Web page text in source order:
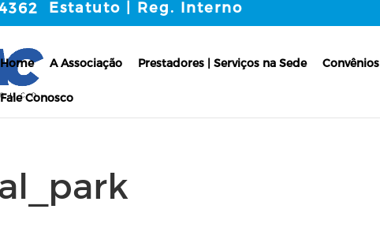
Estatuto | Reg. Interno
Home A Associação Prestadores | Serviços na Sede Convênios
Fale Conosco